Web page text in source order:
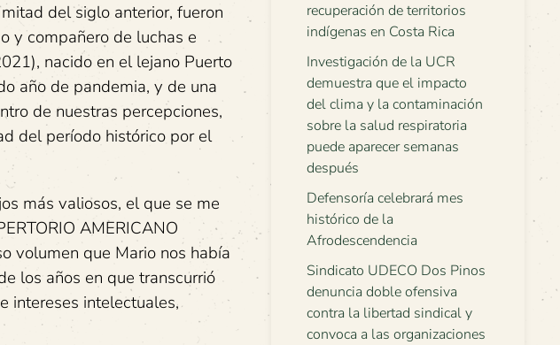
del siglo anterior, fueron
y compañero de luchas e
nacido en el lejano Puerto
año de pandemia, y de una
de nuestras percepciones,
del período histórico por el
más valiosos, el que se me
AMERICANO
volumen que Mario nos había
los años en que transcurrió
intereses intelectuales,
recuperación de territorios
indígenas en Costa Rica
Investigación de la UCR
demuestra que el impacto
del clima y la contaminación
sobre la salud respiratoria
puede aparecer semanas
después
Defensoría celebrará mes
histórico de la
Afrodescendencia
Sindicato UDECO Dos Pinos
denuncia doble ofensiva
contra la libertad sindical y
convoca a las organizaciones